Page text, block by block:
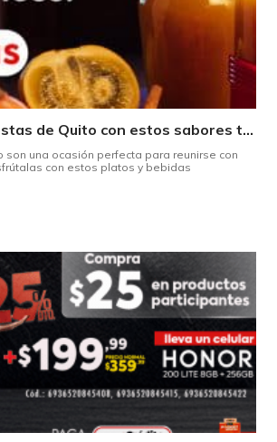
¡Celebre las Fiestas de Quito con estos sabores típicos!
son una ocasión perfecta para reunirse con
con estos platos y bebidas